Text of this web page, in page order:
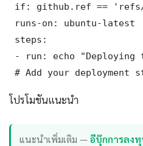
if: github.ref == 'refs/
runs-on: ubuntu-latest
steps:
- run: echo
# Add your deployment
โปรโมชันแนะนำ
แนะนำเพิ่มเติม —อีบุ๊กการลง